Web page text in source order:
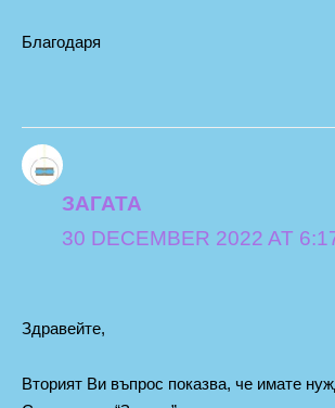
Благодаря
ЗАГАТА
30 DECEMBER 2022 AT
Здравейте,
Вторият Ви въпрос показва, че имате